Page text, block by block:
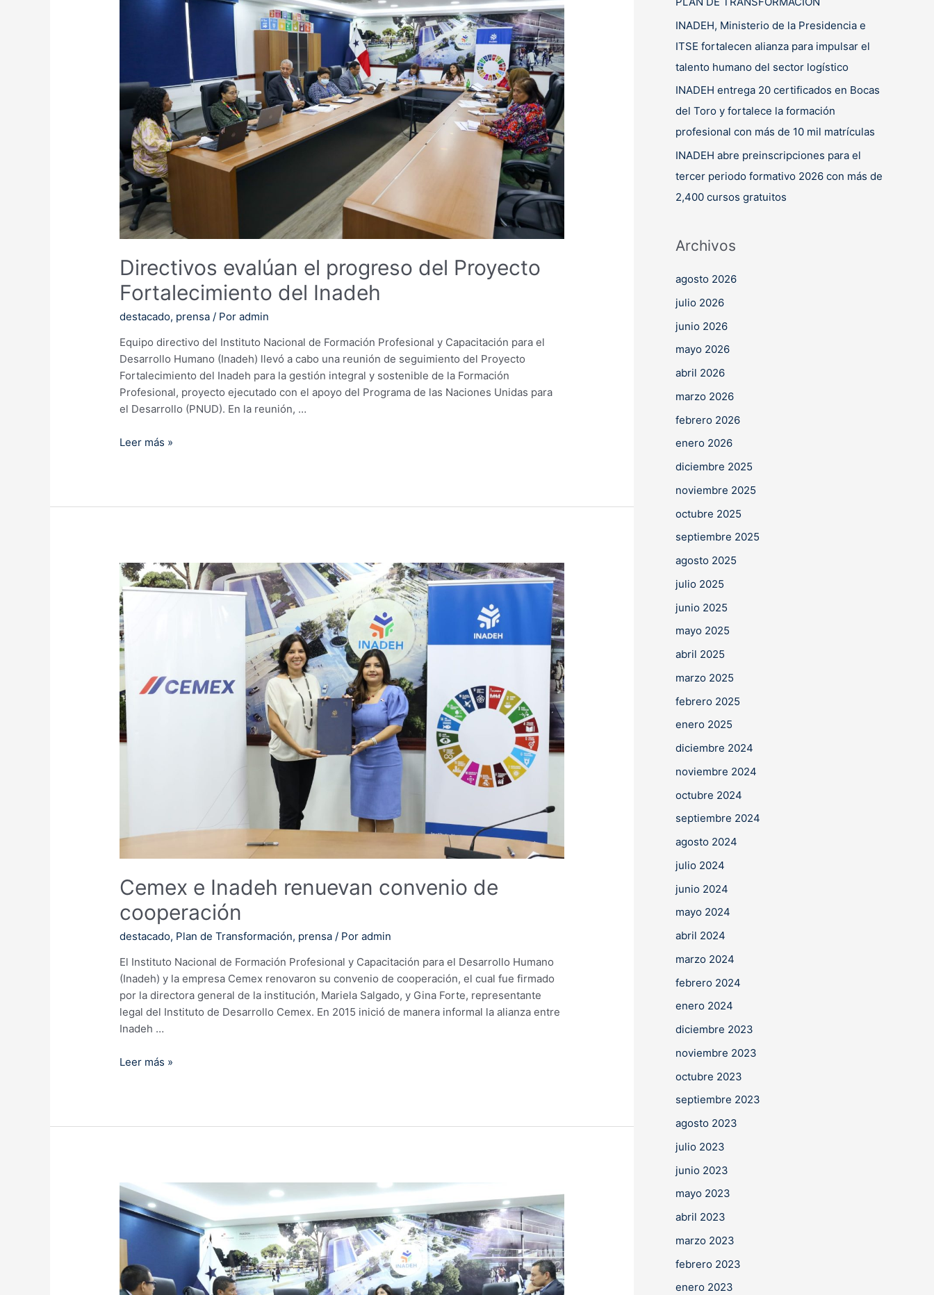
Directivos evalúan el progreso del Proyecto
Fortalecimiento del Inadeh
destacado, prensa / Poradmin
Equipo directivo del Instituto Nacional de Formación Profesional y Capacitación para el
Desarrollo Humano (Inadeh) llevó a cabo una reunión de seguimiento del Proyecto
Fortalecimiento del Inadeh para la gestión integral y sostenible de la Formación
Profesional, proyecto ejecutado con el apoyo del Programa de las Naciones Unidas para
el Desarrollo (PNUD). En la reunión, …
Directivos
del
Inadeh
Leer más »
Cemex e Inadeh renuevan convenio de
cooperación
destacado, Plan de Transformación, prensa / Poradmin
El Instituto Nacional de Formación Profesional y Capacitación para el Desarrollo Humano
(Inadeh) y la empresa Cemex renovaron su convenio de cooperación, el cual fue firmado
por la directora general de la institución, Mariela Salgado, y Gina Forte, representante
legal del Instituto de Desarrollo Cemex. En 2015 inició de manera informal la alianza entre
Inadeh …
Cemex
convenio
Leer más »
INADEH, Ministerio de la Presidencia e
ITSE fortalecen alianza para impulsar el
talento humano del sector logístico
INADEH entrega 20 certificados en Bocas
del Toro y fortalece la formación
profesional con más de 10 mil matrículas
INADEH abre preinscripciones para el
tercer periodo formativo 2026 con más de
2,400 cursos gratuitos
Archivos
agosto 2026
julio 2026
junio 2026
mayo 2026
abril 2026
marzo 2026
febrero 2026
enero 2026
diciembre 2025
noviembre 2025
octubre 2025
septiembre 2025
agosto 2025
julio 2025
junio 2025
mayo 2025
abril 2025
marzo 2025
febrero 2025
enero 2025
diciembre 2024
noviembre 2024
octubre 2024
septiembre 2024
agosto 2024
julio 2024
junio 2024
mayo 2024
abril 2024
marzo 2024
febrero 2024
enero 2024
diciembre 2023
noviembre 2023
octubre 2023
septiembre 2023
agosto 2023
julio 2023
junio 2023
mayo 2023
abril 2023
marzo 2023
febrero 2023
enero 2023